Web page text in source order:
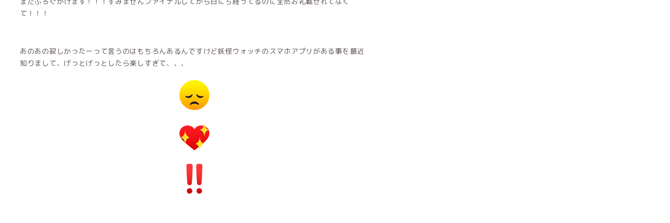
て！！！
あのあの寂しかったーって言うのはもちろんあるんですけど妖怪ウォッチのスマホアプリがある事を最近
知りまして、げっとげっとしたら楽しすぎて、、、